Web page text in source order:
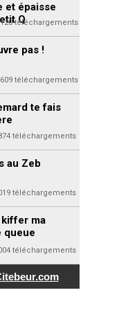
et épaisse
Q
120 téléchargements
pas !
609 téléchargements
te fais
téléchargements
au Zeb
téléchargements
kiffer ma
queue
téléchargements